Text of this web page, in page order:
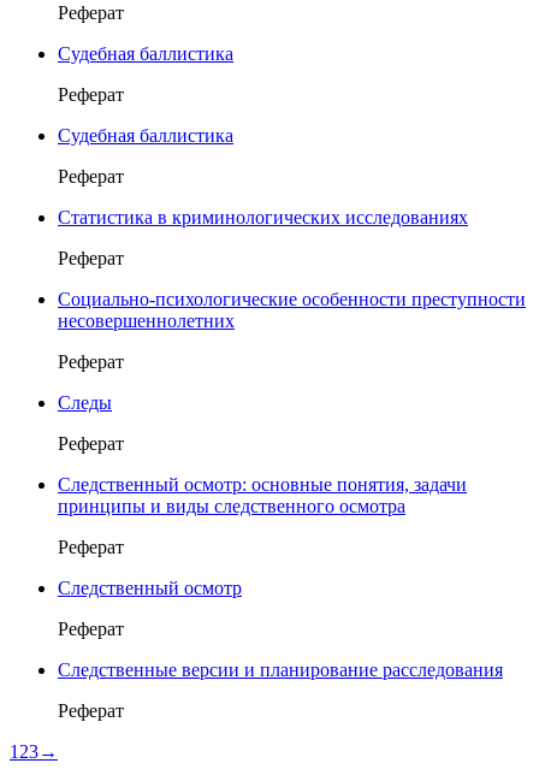
Реферат
Судебная баллистика
Реферат
Судебная баллистика
Реферат
Статистика в криминологических исследованиях
Реферат
Социально-психологические особенности преступности
несовершеннолетних
Реферат
Следы
Реферат
Следственный осмотр: основные понятия, задачи
принципы и виды следственного осмотра
Реферат
Следственный осмотр
Реферат
Следственные версии и планирование расследования
Реферат
1 23→